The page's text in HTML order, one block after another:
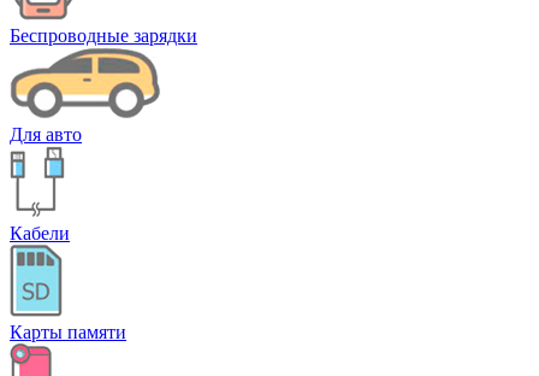
Беспроводные зарядки
Для авто
Кабели
Карты памяти